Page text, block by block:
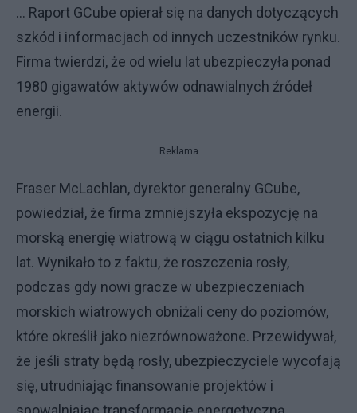
... Raport GCube opierał się na danych dotyczących
szkód i informacjach od innych uczestników rynku.
Firma twierdzi, że od wielu lat ubezpieczyła ponad
1980 gigawatów aktywów odnawialnych źródeł
energii.
Reklama
Fraser McLachlan, dyrektor generalny GCube,
powiedział, że firma zmniejszyła ekspozycję na
morską energię wiatrową w ciągu ostatnich kilku
lat. Wynikało to z faktu, że roszczenia rosły,
podczas gdy nowi gracze w ubezpieczeniach
morskich wiatrowych obniżali ceny do poziomów,
które określił jako niezrównoważone. Przewidywał,
że jeśli straty będą rosły, ubezpieczyciele wycofają
się, utrudniając finansowanie projektów i